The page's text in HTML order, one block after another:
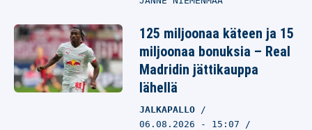
125 miljoonaa käteen ja 15
miljoonaa bonuksia – Real
Madridin jättikauppa
lähellä
JALKAPALLO
06.08.2026 - 15:07